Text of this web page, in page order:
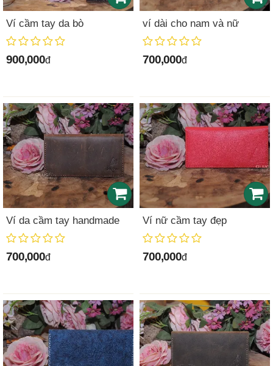
Ví cầm tay da bò
900,000đ
ví dài cho nam và nữ
700,000đ
Ví da cầm tay handmade
700,000đ
Ví nữ cầm tay đẹp
700,000đ